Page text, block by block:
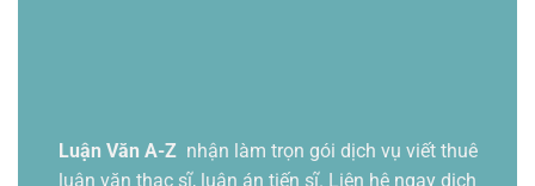
Luận Văn A-Z nhận làm trọn gói dịch vụ viết thuê
luận văn thạc sĩ, luận án tiến sĩ. Liên hệ ngay dịch